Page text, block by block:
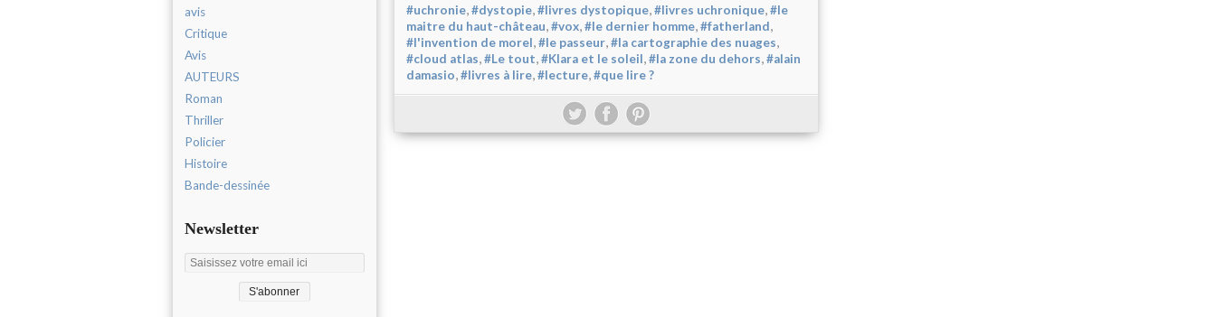
avis
Critique
Avis
AUTEURS
Roman
Thriller
Policier
Histoire
Bande-dessinée
Newsletter
#uchronie,#dystopie,#livres dystopique,#livres uchronique,#le
maitre du haut-château,#vox,#le dernier homme,#fatherland,
#l'invention de morel,#le passeur,#la cartographie des nuages,
#cloud atlas,#Le tout,#Klara et le soleil,#la zone du dehors,#alain
damasio,#livres à lire,#lecture,#que lire ?